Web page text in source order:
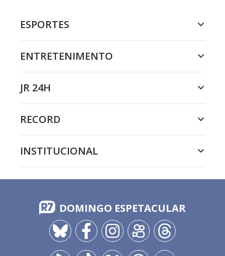
ESPORTES
ENTRETENIMENTO
JR 24H
RECORD
INSTITUCIONAL
DOMINGO ESPETACULAR